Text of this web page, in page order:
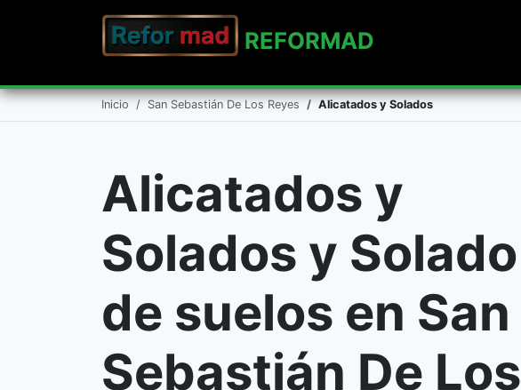
REFORMAD
Inicio San Sebastián De Los Reyes Alicatados y Solados
Alicatados y
Solados y Solado
de suelos en San
Sebastián De Los